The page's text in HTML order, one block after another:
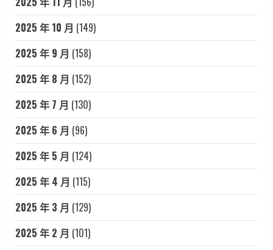
2025 年 10 月 (149)
2025 年 9 月 (158)
2025 年 8 月 (152)
2025 年 7 月 (130)
2025 年 6 月 (96)
2025 年 5 月 (124)
2025 年 4 月 (115)
2025 年 3 月 (129)
2025 年 2 月 (101)